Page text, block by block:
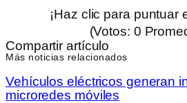
¡Haz clic para puntuar
(Votos: 0
Compartir artículo
Más noticias relacionados
Vehículos eléctricos generan
microredes móviles